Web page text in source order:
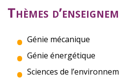
Thèmes
Génie mécanique
Génie énergétique
Sciences de